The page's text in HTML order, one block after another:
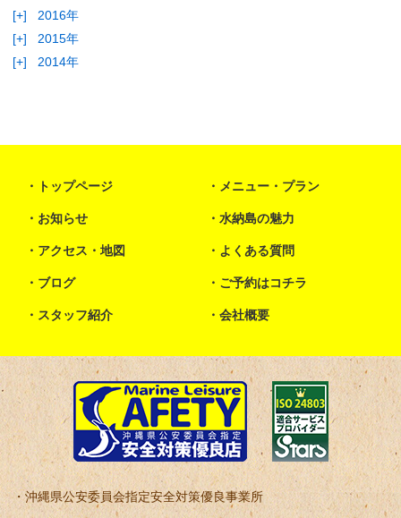
[+]
2016年
[+]
2015年
[+]
2014年
トップページ メニュー・プラン
お知らせ 水納島の魅力
アクセス・地図 よくある質問
ブログ ご予約はコチラ
スタッフ紹介 会社概要
沖縄県公安委員会指定安全対策優良事業所